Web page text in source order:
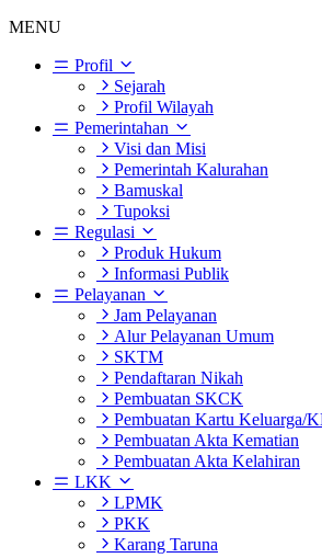
MENU
Profil
Sejarah
Profil Wilayah
Pemerintahan
Visi dan Misi
Pemerintah Kalurahan
Bamuskal
Tupoksi
Regulasi
Produk Hukum
Informasi Publik
Pelayanan
Jam Pelayanan
Alur Pelayanan Umum
SKTM
Pendaftaran Nikah
Pembuatan SKCK
Pembuatan Kartu Keluarga/
Pembuatan Akta Kematian
Pembuatan Akta Kelahiran
LKK
LPMK
PKK
Karang Taruna